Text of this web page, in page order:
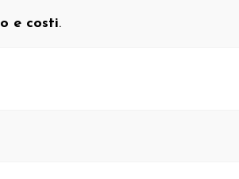
e costi.